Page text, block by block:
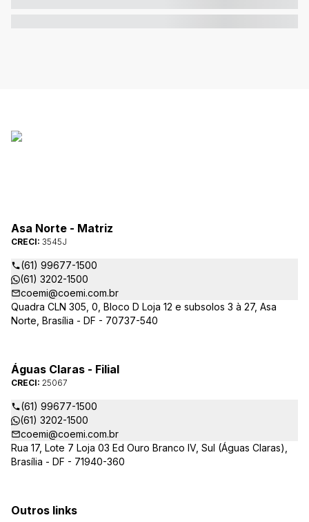
Asa Norte - Matriz
CRECI: 3545J
(61) 99677-1500
(61) 3202-1500
coemi@coemi.com.br
Quadra CLN 305, 0, Bloco D Loja 12 e subsolos 3 à 27, Asa
Norte, Brasília - DF - 70737-540
Águas Claras - Filial
CRECI: 25067
(61) 99677-1500
(61) 3202-1500
coemi@coemi.com.br
Rua 17, Lote 7 Loja 03 Ed Ouro Branco IV, Sul (Águas Claras),
Brasília - DF - 71940-360
Outros links